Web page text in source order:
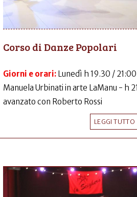
Corso di Danze Popolari
Giorni e orari: Lunedì h 19.30 /
Manuela Urbinati in arte LaManu - h
avanzato con Roberto Rossi
LEGGI TUTTO